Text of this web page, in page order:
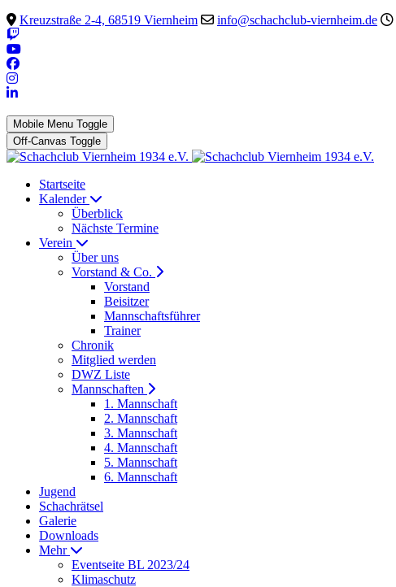
Kreuzstraße 2-4, 68519 Viernheim
info@schachclub-viernheim.de
Mobile Menu Toggle
Off-Canvas Toggle
Startseite
Kalender
Überblick
Nächste Termine
Verein
Über uns
Vorstand & Co.
Vorstand
Beisitzer
Mannschaftsführer
Trainer
Chronik
Mitglied werden
DWZ Liste
Mannschaften
1. Mannschaft
2. Mannschaft
3. Mannschaft
4. Mannschaft
5. Mannschaft
6. Mannschaft
Jugend
Schachrätsel
Galerie
Downloads
Mehr
Eventseite BL 2023/24
Klimaschutz